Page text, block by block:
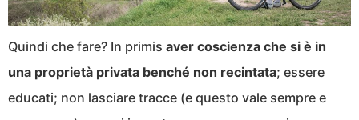
Quindi che fare? In primis aver coscienza che si è in
una proprietà privata benché non recintata; essere
educati; non lasciare tracce (e questo vale sempre e